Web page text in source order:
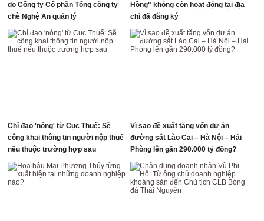
do Công ty Cổ phần Tổng công ty
chè Nghệ An quản lý
Hồng" không còn hoạt động tại địa
chỉ đã đăng ký
Chỉ đạo 'nóng' từ Cục Thuế: Sẽ
công khai thông tin người nộp thuế
nếu thuộc trường hợp sau
Vì sao đề xuất tăng vốn dự án
đường sắt Lào Cai – Hà Nội – Hải
Phòng lên gần 290.000 tỷ đồng?